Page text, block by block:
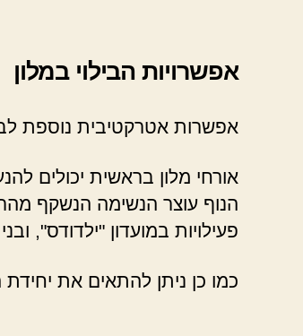
אפשרויות הבילוי במלון
אפשרות אטרקטיבית נוספת
אורחי מלון בראשית יכולים
הנוף עוצר הנשימה הנשקף מהר
פעילויות במועדון "ילדודס",
כמו כן ניתן להתאים את